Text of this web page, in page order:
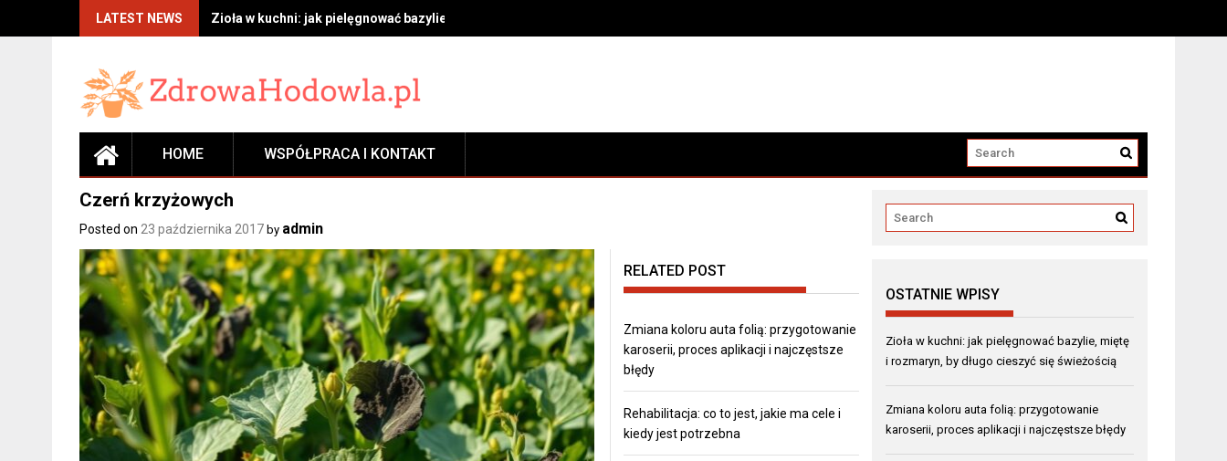
LATEST NEWS Zioła w kuchni: jak pielęgnować bazylie, miętę i rozmaryn, by długo cieszyć się świeżością
HOME WSPÓŁPRACA I KONTAKT
Czerń krzyżowych
Posted on 23 października 2017 by admin
RELATED POST
Zmiana koloru auta folią: przygotowanie
karoserii, proces aplikacji i najczęstsze
błędy
Rehabilitacja: co to jest, jakie ma cele i
kiedy jest potrzebna
OSTATNIE WPISY
Zioła w kuchni: jak pielęgnować bazylie, miętę
i rozmaryn, by długo cieszyć się świeżością
Zmiana koloru auta folią: przygotowanie
karoserii, proces aplikacji i najczęstsze błędy